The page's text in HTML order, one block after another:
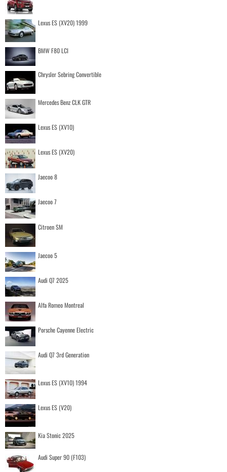
Lexus ES (XV20) 1999
BMW F80 LCI
Chrysler Sebring Convertible
Mercedes Benz CLK GTR
Lexus ES (XV10)
Lexus ES (XV20)
Jaecoo 8
Jaecoo 7
Citroen SM
Jaecoo 5
Audi Q7 2025
Alfa Romeo Montreal
Porsche Cayenne Electric
Audi Q7 3rd Generation
Lexus ES (XV10) 1994
Lexus ES (V20)
Kia Stonic 2025
Audi Super 90 (F103)